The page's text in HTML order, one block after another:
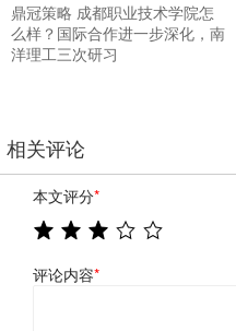
鼎冠策略 成都职业技术学院怎
么样？国际合作进一步深化，南
洋理工三次研习
相关评论
本文评分*
评论内容*